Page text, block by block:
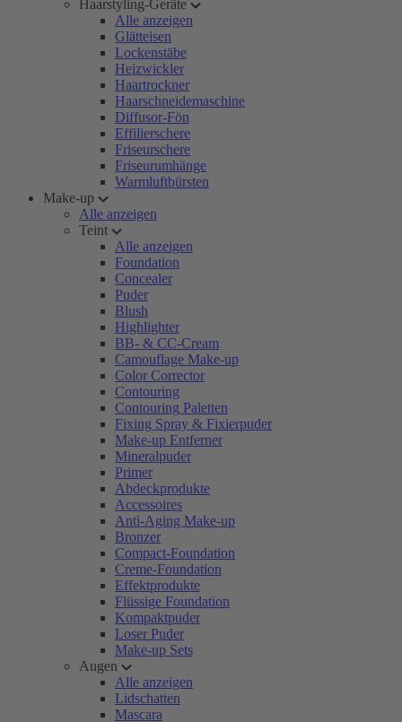
Haarstyling-Geräte
Alle anzeigen
Glätteisen
Lockenstäbe
Heizwickler
Haartrockner
Haarschneidemaschine
Diffusor-Fön
Effilierschere
Friseurschere
Friseurumhänge
Warmluftbürsten
Make-up
Alle anzeigen
Teint
Alle anzeigen
Foundation
Concealer
Puder
Blush
Highlighter
BB- & CC-Cream
Camouflage Make-up
Color Corrector
Contouring
Contouring Paletten
Fixing Spray & Fixierpuder
Make-up Entferner
Mineralpuder
Primer
Abdeckprodukte
Accessoires
Anti-Aging Make-up
Bronzer
Compact-Foundation
Creme-Foundation
Effektprodukte
Flüssige Foundation
Kompaktpuder
Loser Puder
Make-up Sets
Augen
Alle anzeigen
Lidschatten
Mascara